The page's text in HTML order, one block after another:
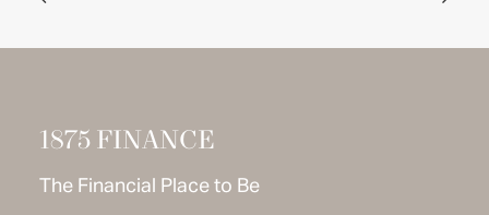
1875 FINANCE
The Financial Place to Be